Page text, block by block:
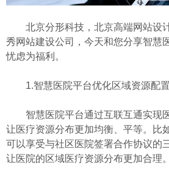
北京分形科技，北京高端网站设
秀网站建设公司，今天和您分享智慧
忧虑为福利。
1.智慧医院平台优化区域资源配置
智慧医院平台通过互联互通实现医
让医疗资源分布更加均衡、平等。比
可以享受与社区医院签署合作协议的
让医院的区域医疗资源分布更加合理。